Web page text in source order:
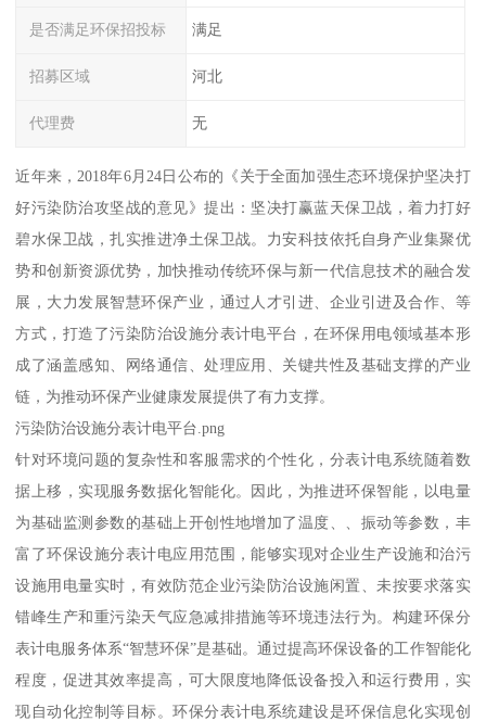
是否满足环保招投标 满足
招募区域 河北
代理费 无
近年来，2018年6月24日公布的《关于全面加强生态环境保护坚决打
好污染防治攻坚战的意见》提出：坚决打赢蓝天保卫战，着力打好
碧水保卫战，扎实推进净土保卫战。力安科技依托自身产业集聚优
势和创新资源优势，加快推动传统环保与新一代信息技术的融合发
展，大力发展智慧环保产业，通过人才引进、企业引进及合作、等
方式，打造了污染防治设施分表计电平台，在环保用电领域基本形
成了涵盖感知、网络通信、处理应用、关键共性及基础支撑的产业
链，为推动环保产业健康发展提供了有力支撑。
污染防治设施分表计电平台.png
针对环境问题的复杂性和客服需求的个性化，分表计电系统随着数
据上移，实现服务数据化智能化。因此，为推进环保智能，以电量
为基础监测参数的基础上开创性地增加了温度、、振动等参数，丰
富了环保设施分表计电应用范围，能够实现对企业生产设施和治污
设施用电量实时，有效防范企业污染防治设施闲置、未按要求落实
错峰生产和重污染天气应急减排措施等环境违法行为。构建环保分
表计电服务体系“智慧环保”是基础。通过提高环保设备的工作智能化
程度，促进其效率提高，可大限度地降低设备投入和运行费用，实
现自动化控制等目标。环保分表计电系统建设是环保信息化实现创